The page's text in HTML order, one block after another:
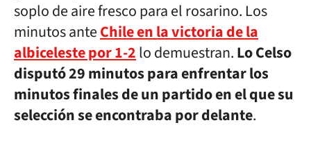
soplo de aire fresco para el rosarino. Los
minutos anteChile en la victoria de la
albiceleste por 1-2lo demuestran.Lo Celso
disputó 29 minutos para enfrentar los
minutos finales de un partido en el que su
selección se encontraba por delante.